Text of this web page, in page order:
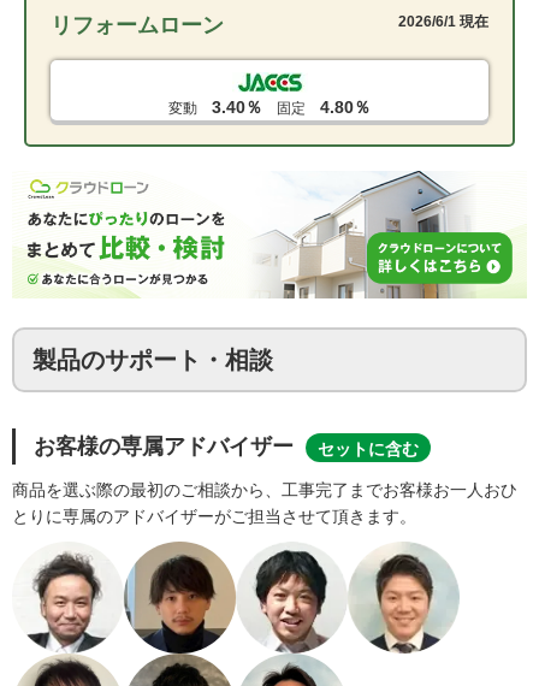
リフォームローン 2026/6/1 現在
変動 3.40％ 固定 4.80％
製品のサポート・相談
お客様の専属アドバイザー セットに含む
商品を選ぶ際の最初のご相談から、工事完了までお客様お一人おひ
とりに専属のアドバイザーがご担当させて頂きます。